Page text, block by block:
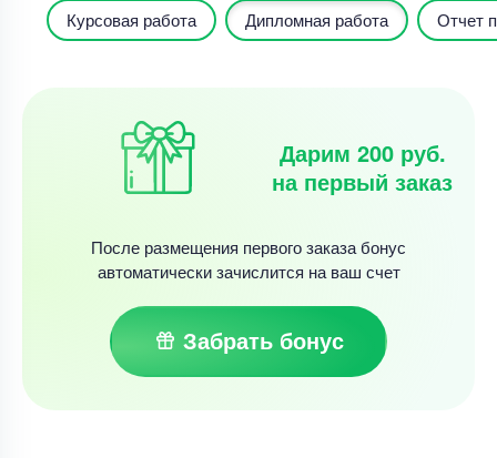
Курсовая работа Дипломная работа Отчет
Дарим 200 руб.
на первый заказ
После размещения первого заказа бонус
автоматически зачислится на ваш счет
Забрать бонус